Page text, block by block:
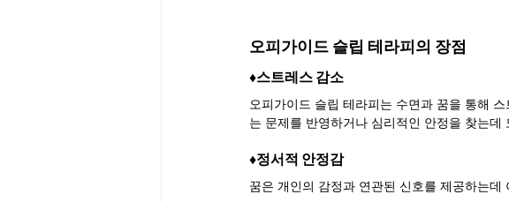
오피가이드 슬립 테라피의 장점
♦︎스트레스 감소
오피가이드 슬립 테라피는 수면과 꿈을 통해
는 문제를 반영하거나 심리적인 안정을 찾는데
♦︎정서적 안정감
꿈은 개인의 감정과 연관된 신호를 제공하는